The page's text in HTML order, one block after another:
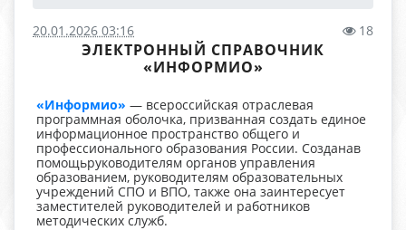
20.01.2026 03:16 18
ЭЛЕКТРОННЫЙ СПРАВОЧНИК
«ИНФОРМИО»
«Информио» — всероссийская отраслевая
программная оболочка, призванная создать единое
информационное пространство общего и
профессионального образования России. Созданав
помощьруководителям органов управления
образованием, руководителям образовательных
учреждений СПО и ВПО, также она заинтересует
заместителей руководителей и работников
методических служб.